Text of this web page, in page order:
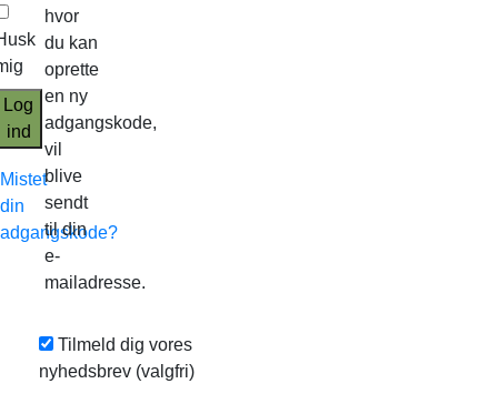
Log
ind
Mistet
din
adgangskode?
hvor
du kan
oprette
en ny
adgangskode,
vil
blive
sendt
til din
e-
mailadresse.
Tilmeld dig vores
nyhedsbrev (valgfri)